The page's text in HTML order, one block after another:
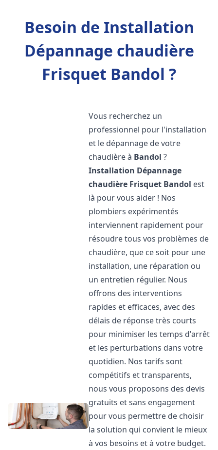
Besoin de Installation
Dépannage chaudière
Frisquet Bandol ?
Vous recherchez un
professionnel pour l'installation
et le dépannage de votre
chaudière à Bandol ?
Installation Dépannage
chaudière Frisquet Bandol est
là pour vous aider ! Nos
plombiers expérimentés
interviennent rapidement pour
résoudre tous vos problèmes de
chaudière, que ce soit pour une
installation, une réparation ou
un entretien régulier. Nous
offrons des interventions
rapides et efficaces, avec des
délais de réponse très courts
pour minimiser les temps d'arrêt
et les perturbations dans votre
quotidien. Nos tarifs sont
compétitifs et transparents,
nous vous proposons des devis
gratuits et sans engagement
pour vous permettre de choisir
la solution qui convient le mieux
à vos besoins et à votre budget.